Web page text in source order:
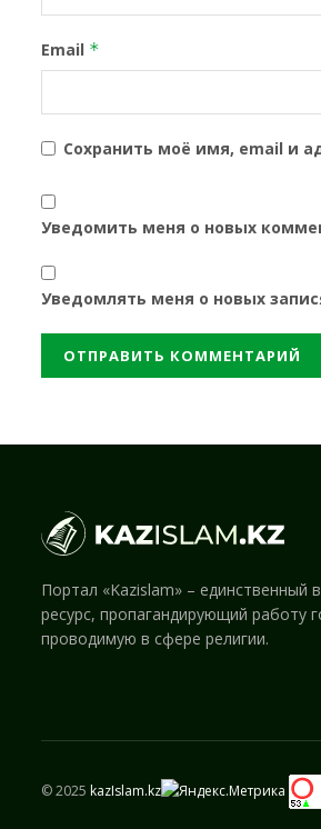
Email *
Сохранить моё имя, email и
Уведомить меня о новых
Уведомлять меня о новых
Портал «Kazislam» – единственный
ресурс, пропагандирующий работу
проводимую в сфере религии.
© 2025 kazIslam.kz